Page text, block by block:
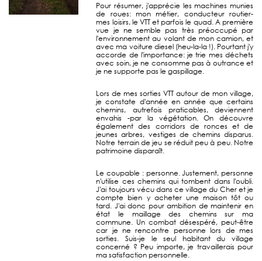
Pour résumer, j'apprécie les machines munies
de roues: mon métier, conducteur routier-
mes loisirs, le VTT et parfois le quad. A première
vue je ne semble pas très préoccupé par
l'environnement au volant de mon camion, et
avec ma voiture diesel (heu-la-la !). Pourtant j'y
accorde de l'importance: je trie mes déchets
avec soin, je ne consomme pas à outrance et
je ne supporte pas le gaspillage.
Lors de mes sorties VTT autour de mon village,
je constate d'année en année que certains
chemins, autrefois praticables, deviennent
envahis -par la végétation. On découvre
également des corridors de ronces et de
jeunes arbres, vestiges de chemins disparus.
Notre terrain de jeu se réduit peu à peu. Notre
patrimoine disparaît.
Le coupable : personne. Justement, personne
n'utilise ces chemins qui tombent dans l'oubli.
J'ai toujours vécu dans ce village du Cher et je
compte bien y acheter une maison tôt ou
tard. J'ai donc pour ambition de maintenir en
état le maillage des chemins sur ma
commune. Un combat désespéré, peut-être
car je ne rencontre personne lors de mes
sorties. Suis-je le seul habitant du village
concerné ? Peu importe, je travaillerais pour
ma satisfaction personnelle.